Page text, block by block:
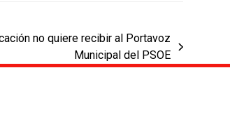
no quiere recibir al Portavoz
Municipal del PSOE